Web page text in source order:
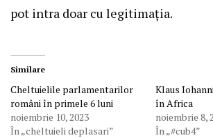
pot intra doar cu legitimația.
Similare
Cheltuielile parlamentarilor
români în primele 6 luni
noiembrie 10, 2023
În „cheltuieli deplasari”
Klaus
în Africa
noiembrie 8,
În „#cub4”